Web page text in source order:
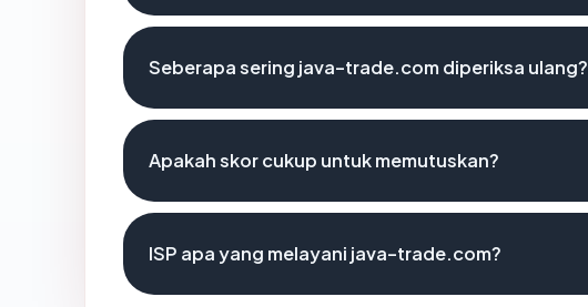
Seberapa sering java-trade.com diperiksa ulang?
Apakah skor cukup untuk memutuskan?
ISP apa yang melayani java-trade.com?